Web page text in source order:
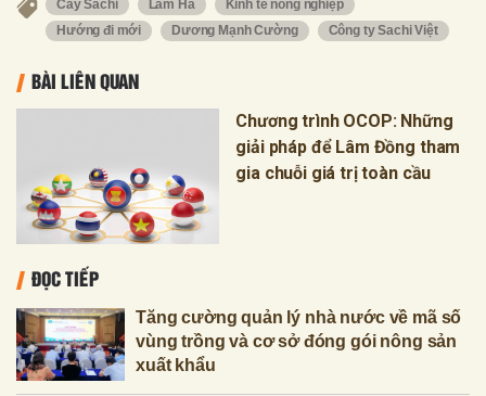
Cây Sachi Lâm Hà
Kinh tế nông nghiệp
Hướng đi mới
Dương Mạnh Cường Công ty Sachi Việt
BÀI LIÊN QUAN
Chương trình OCOP: Những
giải pháp để Lâm Đồng tham
gia chuỗi giá trị toàn cầu
ĐỌC TIẾP
Tăng cường quản lý nhà nước về mã số
vùng trồng và cơ sở đóng gói nông sản
xuất khẩu